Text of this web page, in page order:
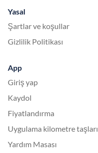
Yasal
Şartlar ve koşullar
Gizlilik Politikası
App
Giriş yap
Kaydol
Fiyatlandırma
Uygulama kilometre taşları
Yardım Masası